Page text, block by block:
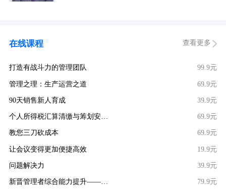
在线课程 查看更多
打造有战斗力的管理团队 99.9元
管理之理：生产运营之道 69.9元
90天销售新人育成 39.9元
个人所得税汇算清缴与筹划安… 69.9元
教您三刀砍成本 69.9元
让会议变得更加便捷高效 19.9元
问题解决力 39.9元
新晋管理者综合能力提升——… 79.9元